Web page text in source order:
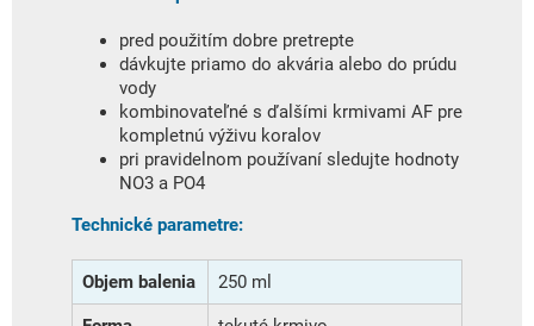
pred použitím dobre pretrepte
dávkujte priamo do akvária alebo do prúdu
vody
kombinovateľné s ďalšími krmivami AF pre
kompletnú výživu koralov
pri pravidelnom používaní sledujte hodnoty
NO3 a PO4
Technické parametre:
Objem balenia 250 ml